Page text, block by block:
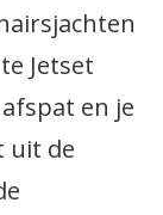
Jetset
en je
uit de